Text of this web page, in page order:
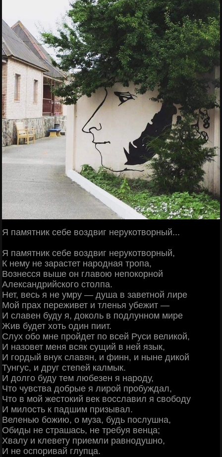
Я памятник себе воздвиг нерукотворный...
Я памятник себе воздвиг нерукотворный,
К нему не зарастет народная тропа,
Вознесся выше он главою непокорной
Александрийского столпа.
Нет, весь я не умру — душа в заветной лире
Мой прах переживет и тленья убежит —
И славен буду я, доколь в подлунном мире
Жив будет хоть один пиит.
Слух обо мне пройдет по всей Руси великой,
И назовет меня всяк сущий в ней язык,
И гордый внук славян, и финн, и ныне дикой
Тунгус, и друг степей калмык.
И долго буду тем любезен я народу,
Что чувства добрые я лирой пробуждал,
Что в мой жестокий век восславил я свободу
И милость к падшим призывал.
Веленью божию, о муза, будь послушна,
Обиды не страшась, не требуя венца;
Хвалу и клевету приемли равнодушно,
И не оспоривай глупца.